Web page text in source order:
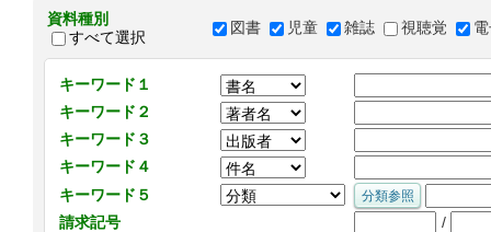
資料種別
すべて選択
図書 児童 雑誌 視聴覚
キーワード１
キーワード２
キーワード３
キーワード４
キーワード５
請求記号
/